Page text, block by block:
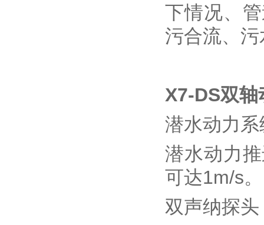
下情况、
污合流、
X7-DS双
潜水动力系
潜水动力
可达1m/s。
双声纳探头